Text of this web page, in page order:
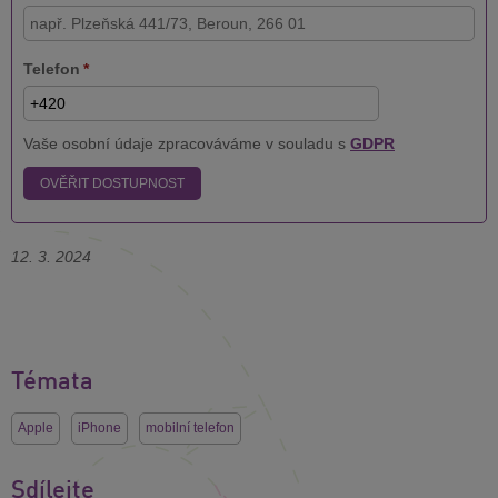
Telefon *
Vaše osobní údaje zpracováváme v souladu s GDPR
OVĚŘIT DOSTUPNOST
12. 3. 2024
Témata
Apple iPhone mobilní telefon
Sdílejte